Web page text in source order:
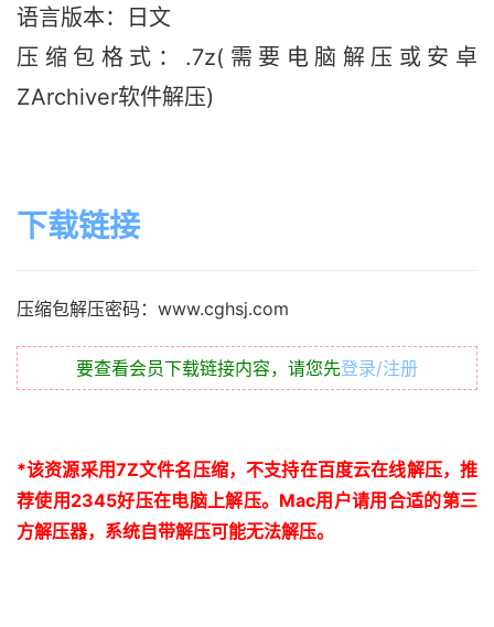
语言版本：日文
压缩包格式：.7z(需要电脑解压或安卓
ZArchiver软件解压)
下载链接
压缩包解压密码：www.cghsj.com
要查看会员下载链接内容，请您先登录/注册
*该资源采用7Z文件名压缩，不支持在百度云在线解压，推
荐使用2345好压在电脑上解压。 Mac用户请用合适的第三
方解压器，系统自带解压可能无法解压。